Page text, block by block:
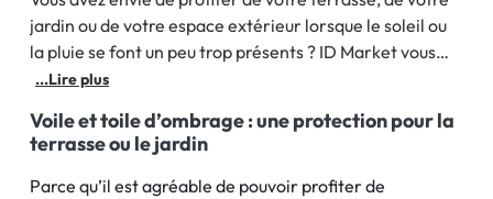
jardin ou de votre espace extérieur lorsque le soleil ou
la pluie se font un peu trop présents ? ID Market vous
propose sa gamme de produits d’ombrage, pour vous
ou entre amis. Profitez d’un espace à l’ombre, avec un
ombrage terrasse adapté à vos besoins. Voile
...Lire plus
Voile et toile d’ombrage : une protection pour la
terrasse ou le jardin
Parce qu’il est agréable de pouvoir profiter de